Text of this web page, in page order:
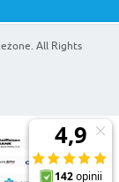
All Rights